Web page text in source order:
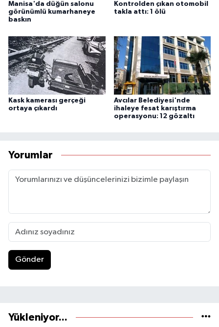
Manisa'da düğün salonu
görünümlü kumarhaneye
baskın
Kontrolden çıkan otomobil
takla attı: 1 ölü
Kask kamerası gerçeği
ortaya çıkardı
Avcılar Belediyesi'nde
ihaleye fesat karıştırma
operasyonu: 12 gözaltı
Yorumlar
Gönder
Yükleniyor...